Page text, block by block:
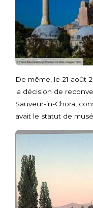
De même, le 21 août
la décision de
Sauveur-in-Chora,
avait le statut de